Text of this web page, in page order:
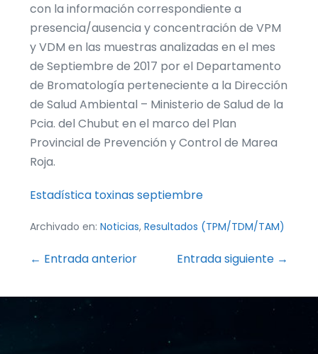
con la información correspondiente a
presencia/ausencia y concentración de VPM
y VDM en las muestras analizadas en el mes
de Septiembre de 2017 por el Departamento
de Bromatología perteneciente a la Dirección
de Salud Ambiental – Ministerio de Salud de la
Pcia. del Chubut en el marco del Plan
Provincial de Prevención y Control de Marea
Roja.
Estadística toxinas septiembre
Archivado en: Noticias, Resultados (TPM/TDM/TAM)
Navegación
entradas
← Entrada anterior Entrada siguiente →